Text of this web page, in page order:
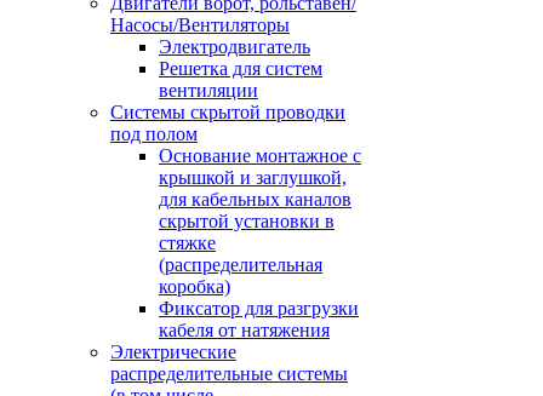
Насосы/Вентиляторы
Электродвигатель
Решетка для систем
вентиляции
Системы скрытой проводки
под полом
Основание монтажное с
крышкой и заглушкой,
для кабельных каналов
скрытой установки в
стяжке
(распределительная
коробка)
Фиксатор для разгрузки
кабеля от натяжения
Электрические
распределительные системы